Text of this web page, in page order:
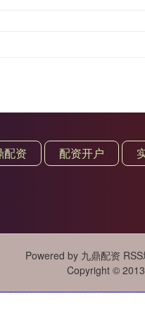
配资 配资开户
Powered by 九鼎配资
Copyright ©